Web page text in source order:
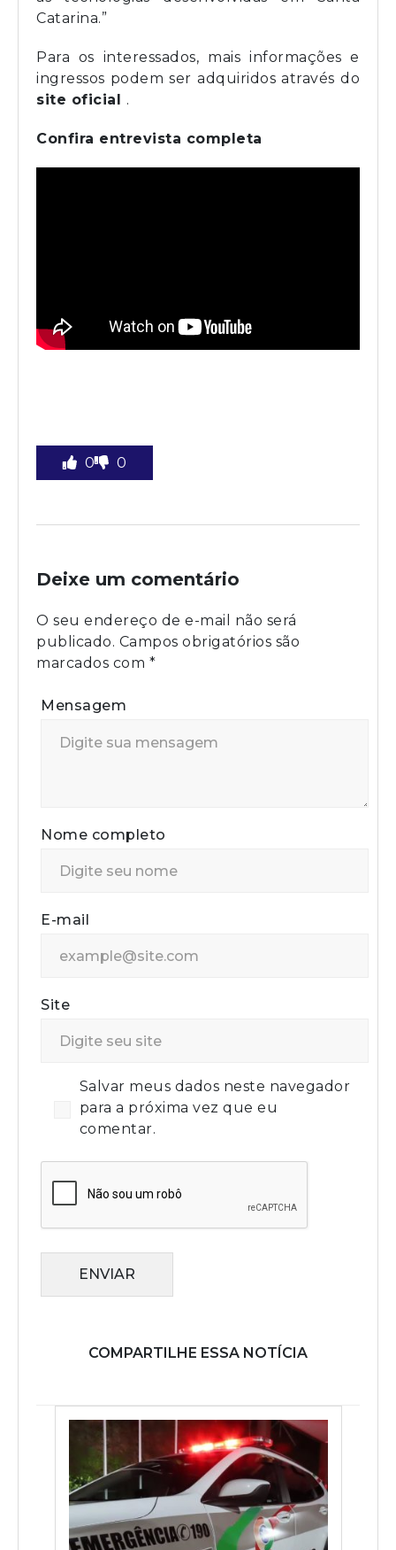
Catarina.”
Para os interessados, mais informações e
ingressos podem ser adquiridos através do
site oficial .
Confira entrevista completa
0 0
Deixe um comentário
O seu endereço de e-mail não será
publicado. Campos obrigatórios são
marcados com *
Mensagem
Nome completo
E-mail
Site
Salvar meus dados neste navegador
para a próxima vez que eu
comentar.
ENVIAR
COMPARTILHE ESSA NOTÍCIA